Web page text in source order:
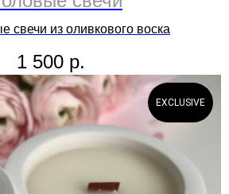
свечи из оливкового воска
1 500 р.
EXCLUSIVE